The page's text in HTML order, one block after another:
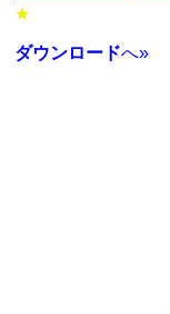
★
ダウンロードへ»